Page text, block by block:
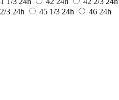
3 24h 45 1/3 24h 46 24h